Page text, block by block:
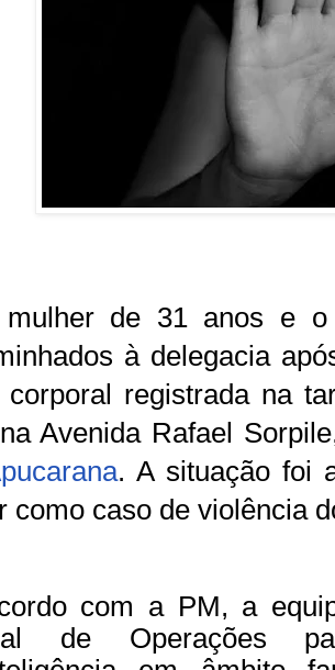
mulher de 31 anos e
à delegacia
corporal registrada na
Avenida Rafael
. A situação foi
como caso de violência
com a PM, a
de Operações